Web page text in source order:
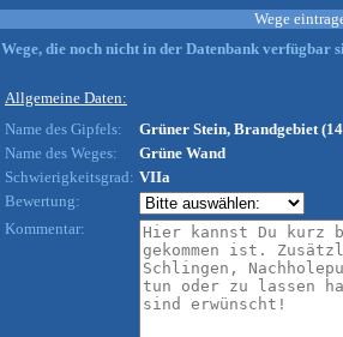
Wege
Wege, die noch nicht in der Datenbank verfügbar
Allgemeine Daten:
Name des Gipfels:
Grüner Stein, Brandgebiet
Name des Weges:
Grüne Wand
Schwierigkeitsgrad: VIIa
Bewertung:
Kommentar: